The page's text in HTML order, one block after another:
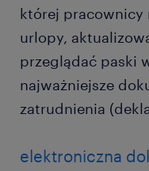
której pracownicy
urlopy,
przeglądać paski
najważniejsze
zatrudnienia
elektroniczna